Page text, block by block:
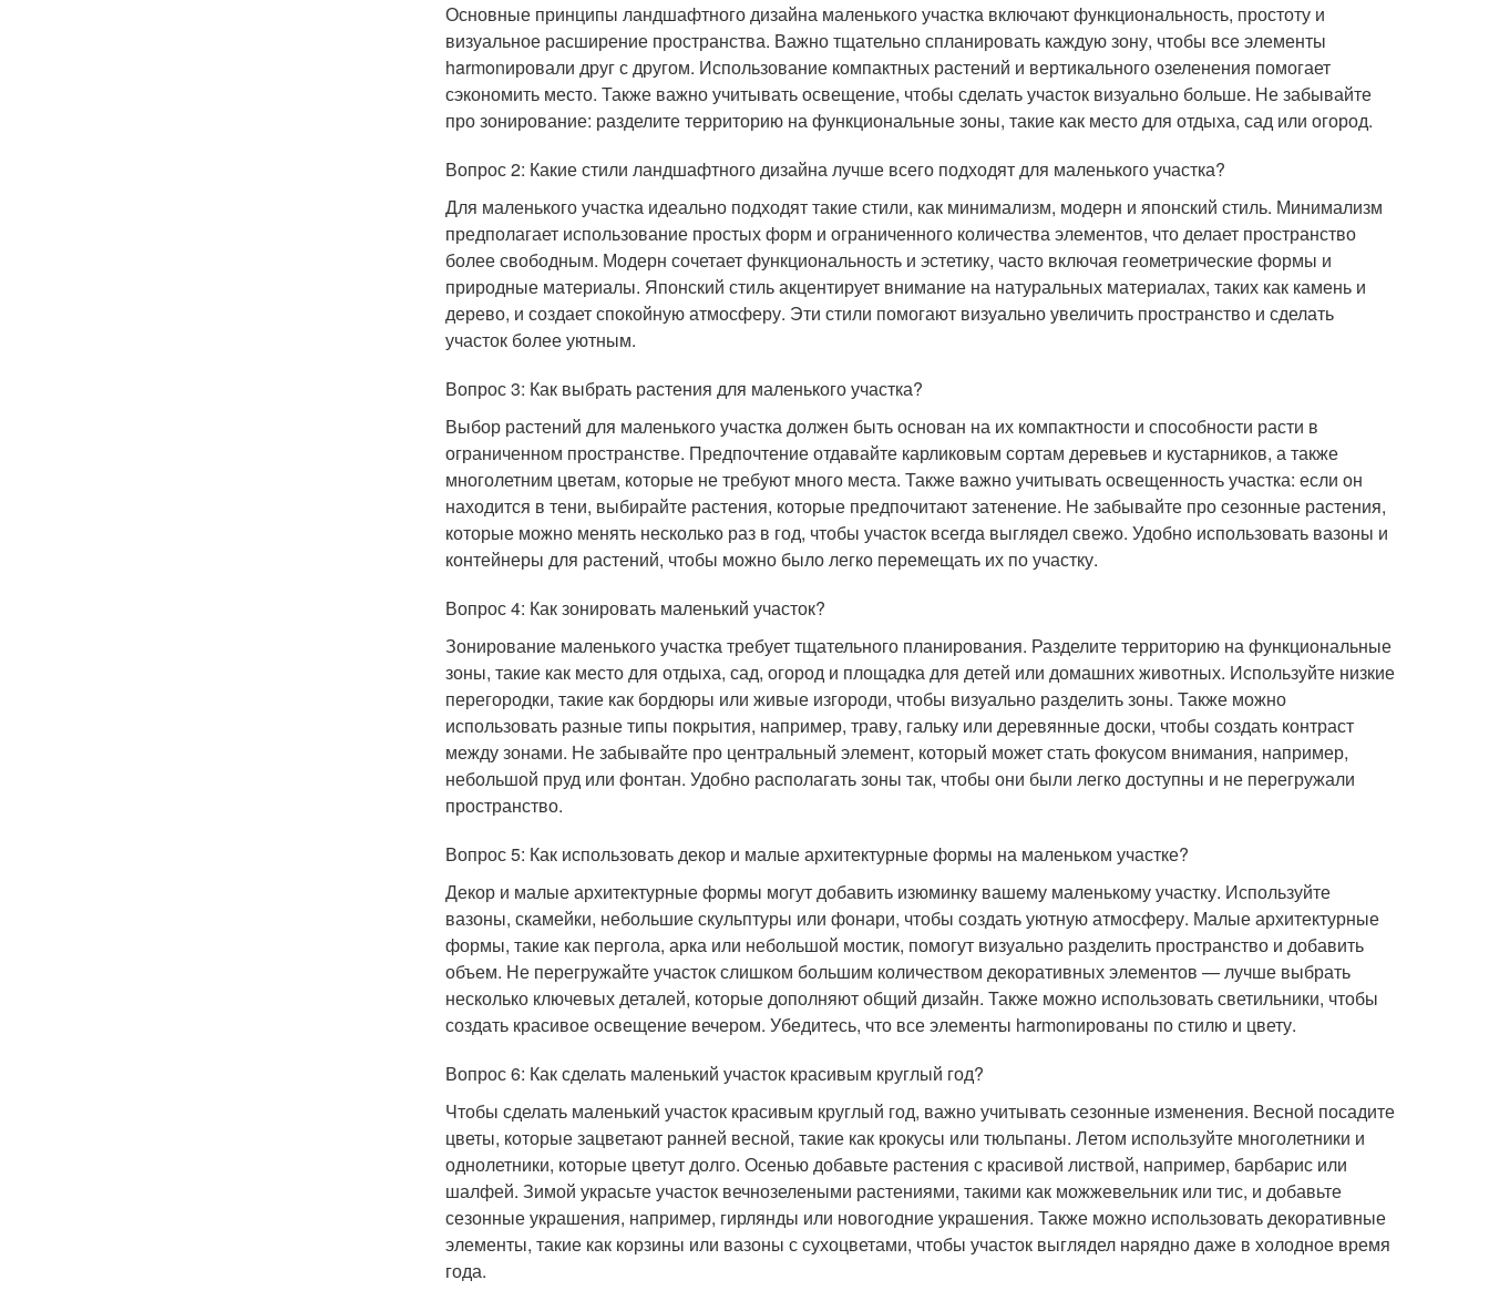
Основные принципы ландшафтного дизайна маленького участка включают функциональность, простоту и
визуальное расширение пространства. Важно тщательно спланировать каждую зону, чтобы все элементы
harmonировали друг с другом. Использование компактных растений и вертикального озеленения помогает
сэкономить место. Также важно учитывать освещение, чтобы сделать участок визуально больше. Не забывайте
про зонирование: разделите территорию на функциональные зоны, такие как место для отдыха, сад или огород.
Вопрос 2: Какие стили ландшафтного дизайна лучше всего подходят для маленького участка?
Для маленького участка идеально подходят такие стили, как минимализм, модерн и японский стиль. Минимализм
предполагает использование простых форм и ограниченного количества элементов, что делает пространство
более свободным. Модерн сочетает функциональность и эстетику, часто включая геометрические формы и
природные материалы. Японский стиль акцентирует внимание на натуральных материалах, таких как камень и
дерево, и создает спокойную атмосферу. Эти стили помогают визуально увеличить пространство и сделать
участок более уютным.
Вопрос 3: Как выбрать растения для маленького участка?
Выбор растений для маленького участка должен быть основан на их компактности и способности расти в
ограниченном пространстве. Предпочтение отдавайте карликовым сортам деревьев и кустарников, а также
многолетним цветам, которые не требуют много места. Также важно учитывать освещенность участка: если он
находится в тени, выбирайте растения, которые предпочитают затенение. Не забывайте про сезонные растения,
которые можно менять несколько раз в год, чтобы участок всегда выглядел свежо. Удобно использовать вазоны и
контейнеры для растений, чтобы можно было легко перемещать их по участку.
Вопрос 4: Как зонировать маленький участок?
Зонирование маленького участка требует тщательного планирования. Разделите территорию на функциональные
зоны, такие как место для отдыха, сад, огород и площадка для детей или домашних животных. Используйте низкие
перегородки, такие как бордюры или живые изгороди, чтобы визуально разделить зоны. Также можно
использовать разные типы покрытия, например, траву, гальку или деревянные доски, чтобы создать контраст
между зонами. Не забывайте про центральный элемент, который может стать фокусом внимания, например,
небольшой пруд или фонтан. Удобно располагать зоны так, чтобы они были легко доступны и не перегружали
пространство.
Вопрос 5: Как использовать декор и малые архитектурные формы на маленьком участке?
Декор и малые архитектурные формы могут добавить изюминку вашему маленькому участку. Используйте
вазоны, скамейки, небольшие скульптуры или фонари, чтобы создать уютную атмосферу. Малые архитектурные
формы, такие как пергола, арка или небольшой мостик, помогут визуально разделить пространство и добавить
объем. Не перегружайте участок слишком большим количеством декоративных элементов — лучше выбрать
несколько ключевых деталей, которые дополняют общий дизайн. Также можно использовать светильники, чтобы
создать красивое освещение вечером. Убедитесь, что все элементы harmonированы по стилю и цвету.
Вопрос 6: Как сделать маленький участок красивым круглый год?
Чтобы сделать маленький участок красивым круглый год, важно учитывать сезонные изменения. Весной посадите
цветы, которые зацветают ранней весной, такие как крокусы или тюльпаны. Летом используйте многолетники и
однолетники, которые цветут долго. Осенью добавьте растения с красивой листвой, например, барбарис или
шалфей. Зимой украсьте участок вечнозелеными растениями, такими как можжевельник или тис, и добавьте
сезонные украшения, например, гирлянды или новогодние украшения. Также можно использовать декоративные
элементы, такие как корзины или вазоны с сухоцветами, чтобы участок выглядел нарядно даже в холодное время
года.